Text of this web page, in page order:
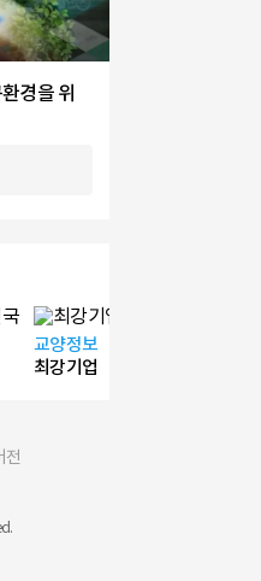
경을 위
교양정보
최강기업
전